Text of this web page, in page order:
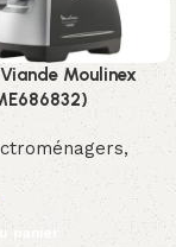
Moulinex
,
panier